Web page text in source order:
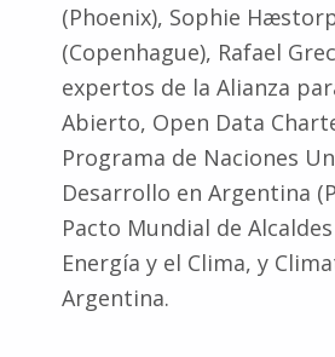
(Phoenix), Sophie
(Copenhague), Rafael
expertos de la Alianza
Abierto, Open Data
Programa de Naciones
Desarrollo en Argentina
Pacto Mundial de
Energía y el Clima, y
Argentina.